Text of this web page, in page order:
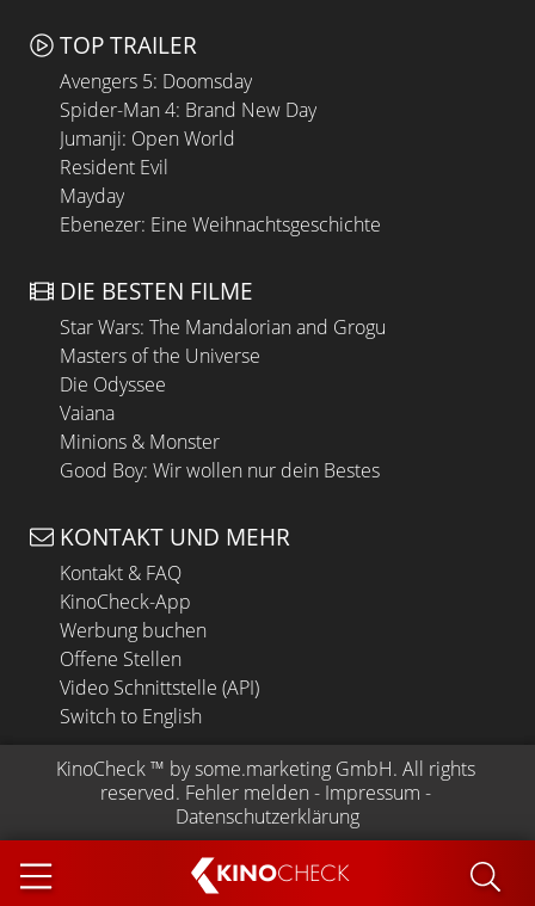
KINOCHECK
TOP TRAILER
Avengers 5: Doomsday
Spider-Man 4: Brand New Day
Jumanji: Open World
Resident Evil
Mayday
Ebenezer: Eine Weihnachtsgeschichte
DIE BESTEN FILME
Star Wars: The Mandalorian and Grogu
Masters of the Universe
Die Odyssee
Vaiana
Minions & Monster
Good Boy: Wir wollen nur dein Bestes
KONTAKT UND MEHR
Kontakt & FAQ
KinoCheck-App
Werbung buchen
Offene Stellen
Video Schnittstelle (API)
Switch to English
KinoCheck ™ by some.marketing GmbH. All rights
reserved. Fehler melden - Impressum -
Datenschutzerklärung